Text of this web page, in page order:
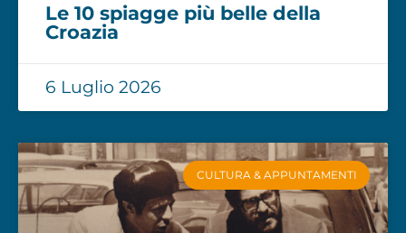
Le 10 spiagge più belle della
Croazia
6 Luglio 2026
CULTURA & APPUNTAMENTI